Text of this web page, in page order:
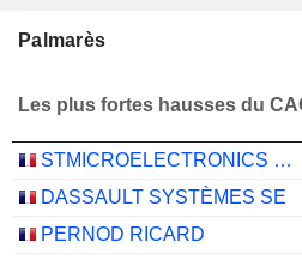
Palmarès
Les plus fortes hausses du
STMICROELECTRONICS N.V.
DASSAULT SYSTÈMES SE
PERNOD RICARD